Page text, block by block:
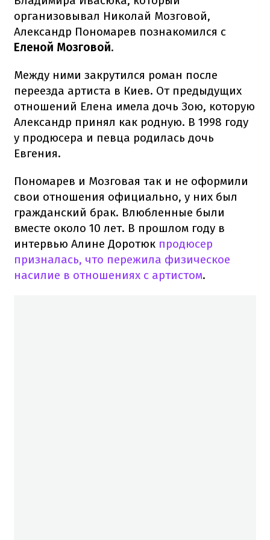
организовывал Николай Мозговой,
Александр Пономарев познакомился с
Еленой Мозговой.
Между ними закрутился роман после
переезда артиста в Киев. От предыдущих
отношений Елена имела дочь Зою, которую
Александр принял как родную. В 1998 году
у продюсера и певца родилась дочь
Евгения.
Пономарев и Мозговая так и не оформили
свои отношения официально, у них был
гражданский брак. Влюбленные были
вместе около 10 лет. В прошлом году в
интервью Алине Доротюк продюсер
призналась, что пережила физическое
насилие в отношениях с артистом.